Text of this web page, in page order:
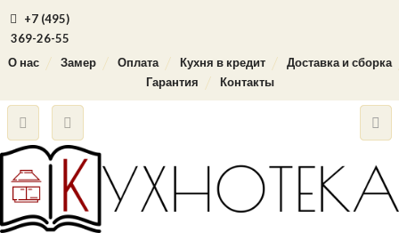
+7 (495)
369-26-55
О нас
Замер Оплата Кухня в кредит
Доставка и сборка
Гарантия
Контакты